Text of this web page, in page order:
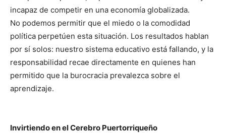
incapaz de competir en una economía globalizada.
No podemos permitir que el miedo o la comodidad
política perpetúen esta situación. Los resultados hablan
por sí solos: nuestro sistema educativo está fallando, y la
responsabilidad recae directamente en quienes han
permitido que la burocracia prevalezca sobre el
aprendizaje.
Invirtiendo en el Cerebro Puertorriqueño